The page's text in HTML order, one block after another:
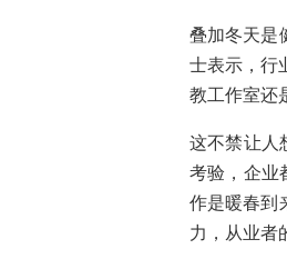
叠加冬天是
士表示，行
教工作室还
这不禁让人
考验，企业
作是暖春到
力，从业者